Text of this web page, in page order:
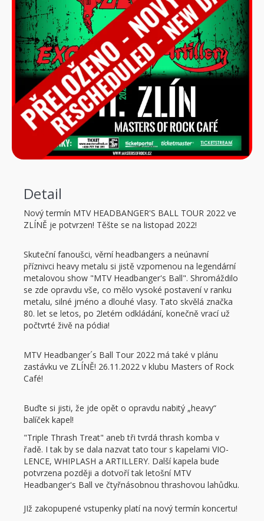
Detail
Nový termín MTV HEADBANGER'S BALL TOUR 2022 ve
ZLÍNĚ je potvrzen! Těšte se na listopad 2022!
Skuteční fanoušci, věrní headbangers a neúnavní
příznivci heavy metalu si jistě vzpomenou na legendární
metalovou show "MTV Headbanger's Ball". Shromáždilo
se zde opravdu vše, co mělo vysoké postavení v ranku
metalu, silné jméno a dlouhé vlasy. Tato skvělá značka
80. let se letos, po 2letém odkládání, konečně vrací už
počtvrté živě na pódia!
MTV Headbanger´s Ball Tour 2022 má také v plánu
zastávku ve ZLÍNĚ! 26.11.2022 v klubu Masters of Rock
Café!
Buďte si jisti, že jde opět o opravdu nabitý „heavy“
balíček kapel!
"Triple Thrash Treat" aneb tři tvrdá thrash komba v
řadě. I tak by se dala nazvat tato tour s kapelami VIO-
LENCE, WHIPLASH a ARTILLERY. Další kapela bude
potvrzena později a dotvoří tak letošní MTV
Headbanger's Ball ve čtyřnásobnou thrashovou lahůdku.
JIž zakopupené vstupenky platí na nový termín koncertu!